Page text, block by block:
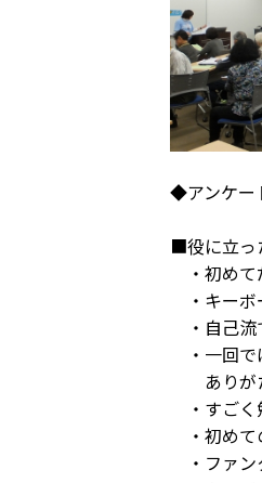
◆アンケー
■役に立っ
・初めて
・キーボ
・自己流
・一回で
ありがた
・すごく
・初めて
・ファン